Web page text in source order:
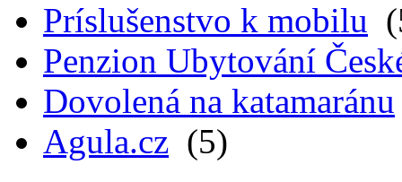
Príslušenstvo k mobilu
Penzion Ubytování
Dovolená na katamaránu
Agula.cz (5)